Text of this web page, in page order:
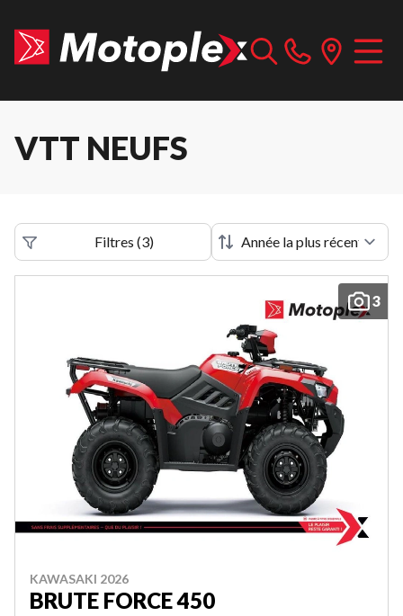
VTT NEUFS
Filtres (3)
3
KAWASAKI 2026
BRUTE FORCE 450